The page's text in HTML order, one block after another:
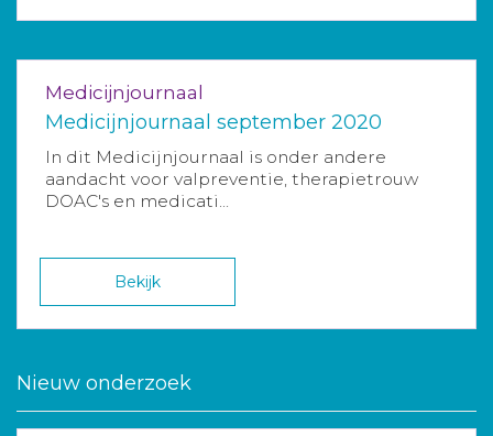
Medicijnjournaal
Medicijnjournaal september 2020
In dit Medicijnjournaal is onder andere
aandacht voor valpreventie, therapietrouw
DOAC's en medicati...
Bekijk
Nieuw onderzoek